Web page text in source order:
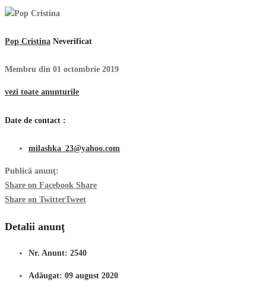
Pop Cristina Neverificat
Membru din 01 octombrie 2019
vezi toate anunturile
Date de contact :
milashka_23@yahoo.com
Publică anunţ:
Share on Facebook Share
Share on TwitterTweet
Detalii anunţ
Nr. Anunt: 2540
Adăugat: 09 august 2020